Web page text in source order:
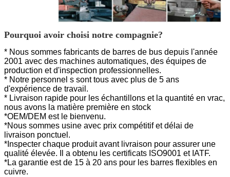
Pourquoi avoir choisi notre compagnie?
* Nous sommes fabricants de barres de bus depuis l'année
2001 avec des machines automatiques, des équipes de
production et d'inspection professionnelles.
* Notre personnel s sont tous avec plus de 5 ans
d'expérience de travail.
* Livraison rapide pour les échantillons et la quantité en vrac,
nous avons la matière première en stock
*OEM/DEM est le bienvenu.
*Nous sommes usine avec prix compétitif et délai de
livraison ponctuel.
*Inspecter chaque produit avant livraison pour assurer une
qualité élevée.
Il a obtenu les certificats ISO9001 et IATF.
*La garantie est de 15 à 20 ans pour les barres flexibles en
cuivre.